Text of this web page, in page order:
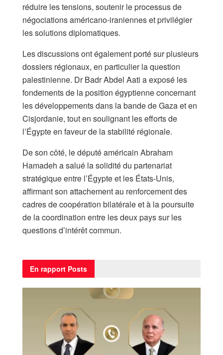
réduire les tensions, soutenir le processus de
négociations américano-iraniennes et privilégier
les solutions diplomatiques.
Les discussions ont également porté sur plusieurs
dossiers régionaux, en particulier la question
palestinienne. Dr Badr Abdel Aati a exposé les
fondements de la position égyptienne concernant
les développements dans la bande de Gaza et en
Cisjordanie, tout en soulignant les efforts de
l’Égypte en faveur de la stabilité régionale.
De son côté, le député américain Abraham
Hamadeh a salué la solidité du partenariat
stratégique entre l’Égypte et les États-Unis,
affirmant son attachement au renforcement des
cadres de coopération bilatérale et à la poursuite
de la coordination entre les deux pays sur les
questions d’intérêt commun.
En rapport Posts